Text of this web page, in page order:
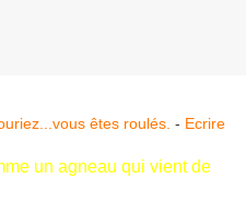
êtes roulés. - Ecrire
un agneau qui vient de